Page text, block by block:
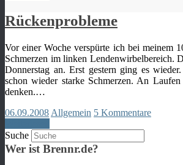
Rückenprobleme
Vor einer Woche verspürte ich bei meinem
Schmerzen im linken Lendenwirbelbereich.
Donnerstag an. Erst gestern ging es
schon wieder starke Schmerzen. An
denken.…
06.09.2008 Allgemein 5 Kommentare
Suche
Wer ist Brennr.de?